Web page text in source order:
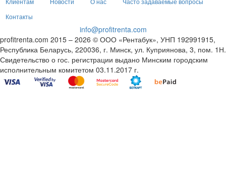
Контакты
info@profitrenta.com
profitrenta.com 2015 – 2026 © ООО «Рентабук», УНП 192991915,
Республика Беларусь, 220036, г. Минск, ул. Куприянова, 3, пом. 1Н.
Свидетельство о гос. регистрации выдано Минским городским
исполнительным комитетом 03.11.2017 г.